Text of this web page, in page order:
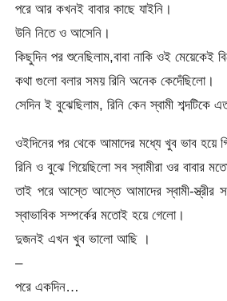
পরে আর কখনই বাবার কাছে যাইনি।
উনি নিতে ও আসেনি।
কিছুদিন পর শুনেছিলাম,বাবা নাকি ওই মেয়েকেই
কথা গুলো বলার সময় রিনি অনেক কেদেঁছিলো।
সেদিন ই বুঝেছিলাম, রিনি কেন স্বামী শব্দটিকে
ওইদিনের পর থেকে আমাদের মধ্যে খুব ভাব হয়ে
রিনি ও বুঝে গিয়েছিলো সব স্বামীরা ওর বাবার
তাই পরে আস্তে আস্তে আমাদের স্বামী-স্ত্রীর
স্বাভাবিক সম্পর্কের মতোই হয়ে গেলো।
দুজনই এখন খুব ভালো আছি ।
–
পরে একদিন…